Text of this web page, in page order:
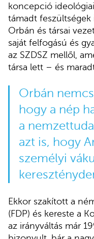
koncepció
támadt
Orbán és társai
saját felfogású és
az SZDSZ mellől,
társa lett – és
Orbán
hogy a nép
a
azt is, hogy
személyi
Ekkor szakított a
(FDP) és kereste a
az irányváltás már